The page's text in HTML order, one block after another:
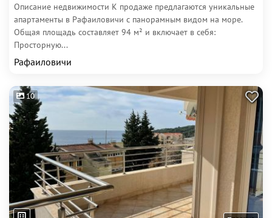
Описание недвижимости К продаже предлагаются уникальные
апартаменты в Рафаиловичи с панорамным видом на море.
Общая площадь составляет 94 м² и включает в себя:
Просторную...
Рафаиловичи
10